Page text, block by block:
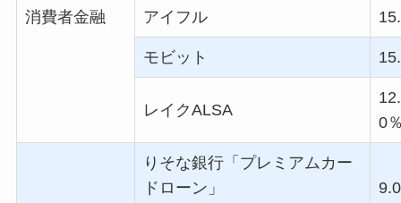
消費者金融 アイフル
モビット
レイクALSA
0
りそな銀行「プレミアムカー
ドローン」
9.0